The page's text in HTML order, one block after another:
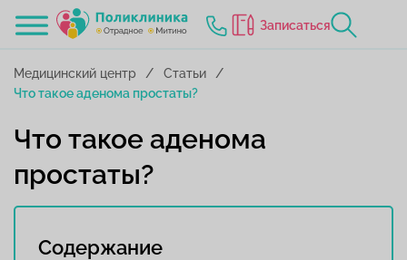
Записаться
Медицинский центр
Статьи
Что такое аденома простаты?
Что такое аденома
простаты?
Содержание